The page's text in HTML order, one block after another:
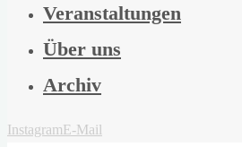
Veranstaltungen
Über uns
Archiv
InstagramE-Mail